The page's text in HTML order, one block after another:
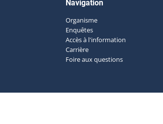
Navigation
Organisme
Enquêtes
Accès à l'information
Carrière
Foire aux questions